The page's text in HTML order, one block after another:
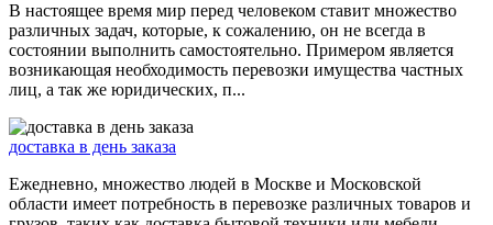
В настоящее время мир перед человеком ставит множество
различных задач, которые, к сожалению, он не всегда в
состоянии выполнить самостоятельно. Примером является
возникающая необходимость перевозки имущества частных
лиц, а так же юридических, п...
доставка в день заказа
Ежедневно, множество людей в Москве и Московской
области имеет потребность в перевозке различных товаров и